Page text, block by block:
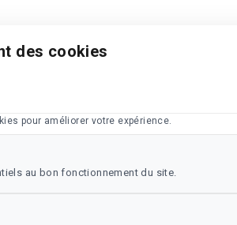
des cookies
pour améliorer votre expérience.
au bon fonctionnement du site.